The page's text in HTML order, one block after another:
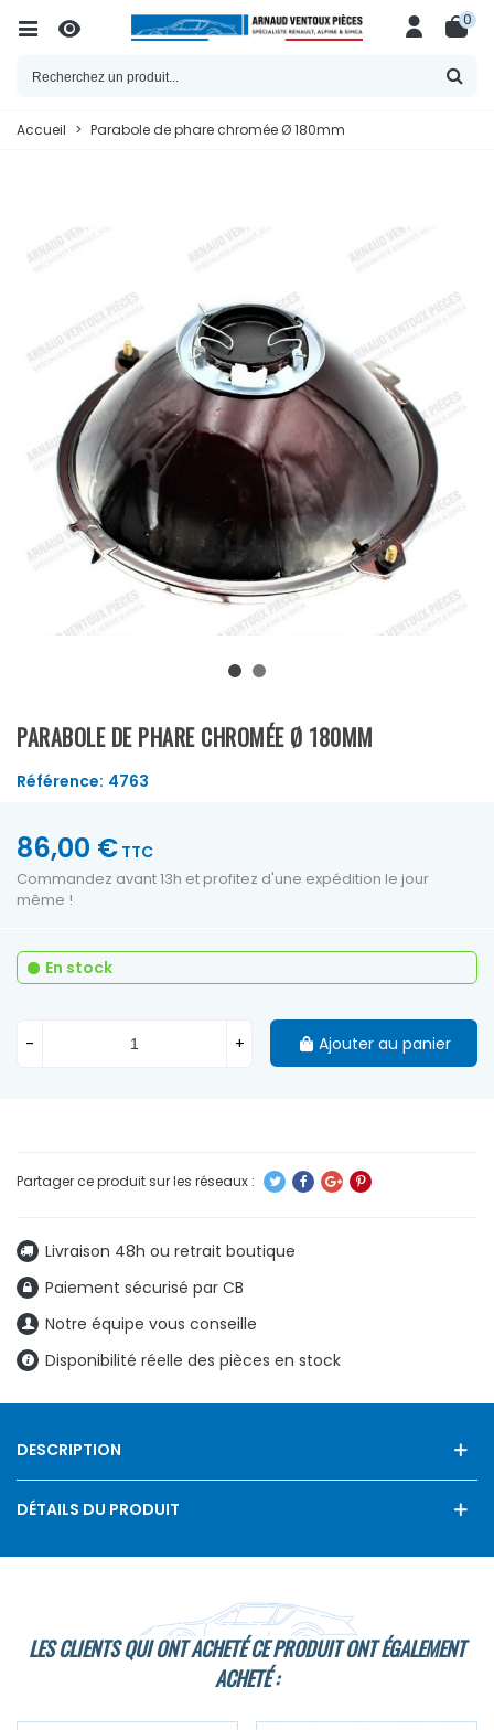
0
Accueil > Parabole de phare chromée Ø 180mm
PARABOLE DE PHARE CHROMÉE Ø 180MM
Référence: 4763
Livraison 48h ou retrait boutique
Paiement sécurisé par CB
Notre équipe vous conseille
Disponibilité réelle des pièces en stock
86,00 € TTC
Commandez avant 13h et profitez d'une expédition le jour
même !
En stock
- + Ajouter au panier
DESCRIPTION
DÉTAILS DU PRODUIT
LES CLIENTS QUI ONT ACHETÉ CE PRODUIT ONT ÉGALEMENT
ACHETÉ :